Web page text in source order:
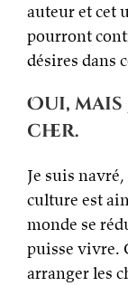
auteur et cet
pourront
désires dans
Oui,
cher.
Je suis
culture est
monde se
puisse vivre.
arranger les